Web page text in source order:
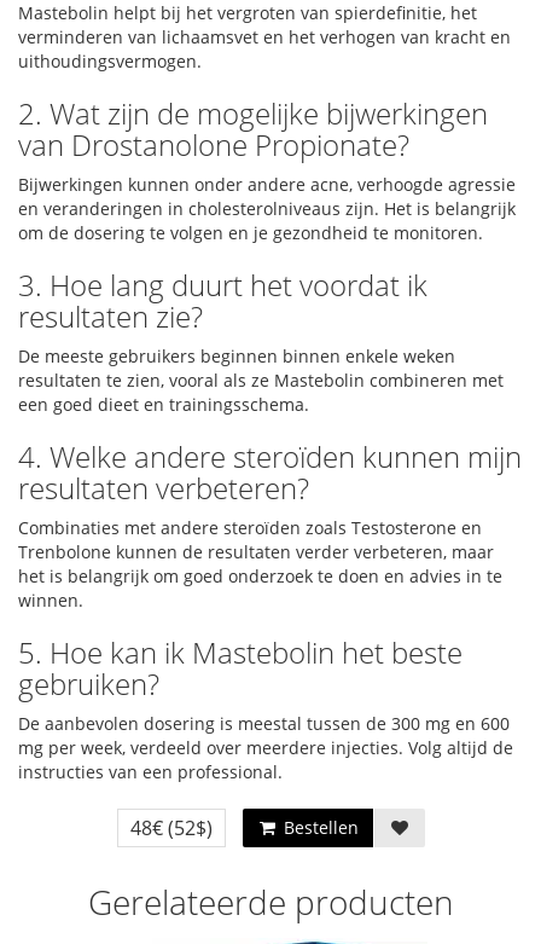
Mastebolin helpt bij het vergroten van spierdefinitie, het
verminderen van lichaamsvet en het verhogen van kracht en
uithoudingsvermogen.
2. Wat zijn de mogelijke bijwerkingen
van Drostanolone Propionate?
Bijwerkingen kunnen onder andere acne, verhoogde agressie
en veranderingen in cholesterolniveaus zijn. Het is belangrijk
om de dosering te volgen en je gezondheid te monitoren.
3. Hoe lang duurt het voordat ik
resultaten zie?
De meeste gebruikers beginnen binnen enkele weken
resultaten te zien, vooral als ze Mastebolin combineren met
een goed dieet en trainingsschema.
4. Welke andere steroïden kunnen mijn
resultaten verbeteren?
Combinaties met andere steroïden zoals Testosterone en
Trenbolone kunnen de resultaten verder verbeteren, maar
het is belangrijk om goed onderzoek te doen en advies in te
winnen.
5. Hoe kan ik Mastebolin het beste
gebruiken?
De aanbevolen dosering is meestal tussen de 300 mg en 600
mg per week, verdeeld over meerdere injecties. Volg altijd de
instructies van een professional.
48€(52$) Bestellen
Gerelateerde producten